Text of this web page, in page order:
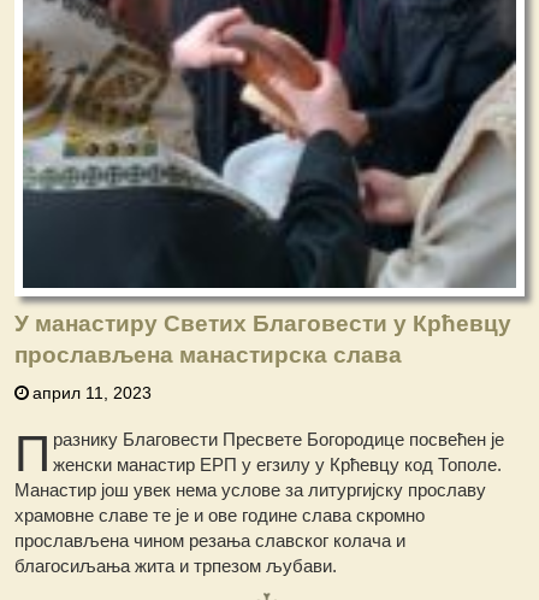
У манастиру Светих Благовести у Крћевцу
прослављена манастирска слава
април 11, 2023
П разнику Благовести Пресвете Богородице посвећен је
женски манастир ЕРП у егзилу у Крћевцу код Тополе.
Манастир још увек нема услове за литургијску прославу
храмовне славе те је и ове године слава скромно
прослављена чином резања славског колача и
благосиљања жита и трпезом љубави.